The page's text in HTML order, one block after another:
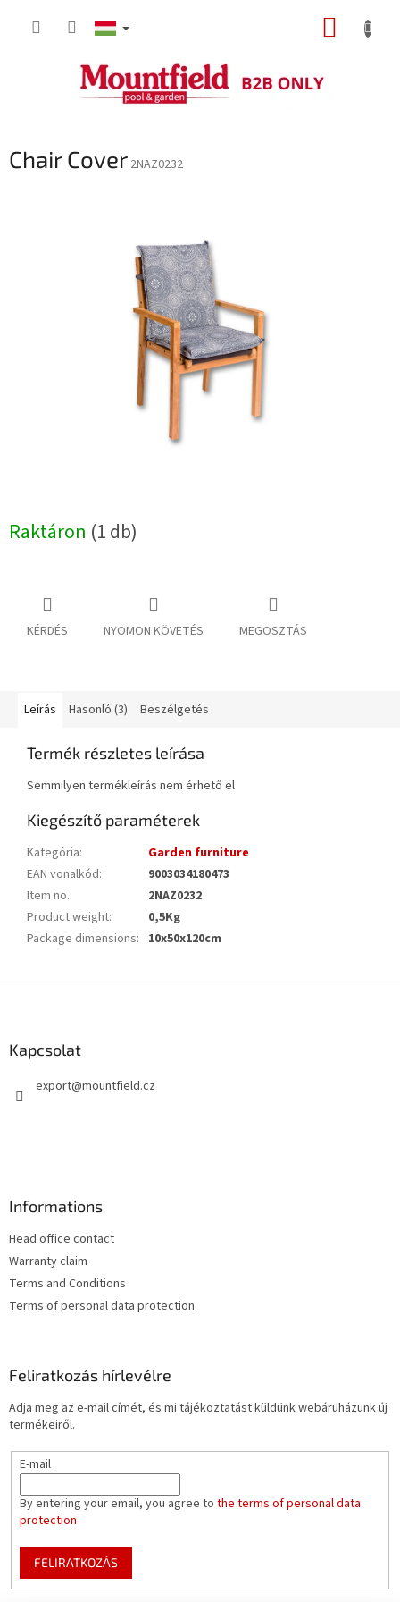
KOSÁR
Chair Cover 2NAZ0232
Raktáron (1 db)
KÉRDÉS NYOMON KÖVETÉS MEGOSZTÁS
Leírás Hasonló (3) Beszélgetés
Termék részletes leírása
Semmilyen termékleírás nem érhető el
Kiegészítő paraméterek
Kategória:
Garden furniture
EAN vonalkód:
9003034180473
Item no.:
2NAZ0232
Product weight:
0,5Kg
Package dimensions: 10x50x120cm
Kapcsolat
export@mountfield.cz
Informations
Head office contact
Warranty claim
Terms and Conditions
Terms of personal data protection
Feliratkozás hírlevélre
Adja meg az e-mail címét, és mi tájékoztatást küldünk webáruházunk új
termékeiről.
E-mail
By entering your email, you agree to the terms of personal data
protection
FELIRATKOZÁS